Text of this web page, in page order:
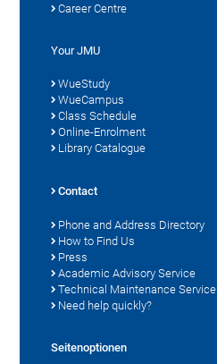
Career Centre
Your JMU
WueStudy
WueCampus
Class Schedule
Online-Enrolment
Library Catalogue
Contact
Phone and Address Directory
How to Find Us
Press
Academic Advisory Service
Technical Maintenance Service
Need help quickly?
Seitenoptionen